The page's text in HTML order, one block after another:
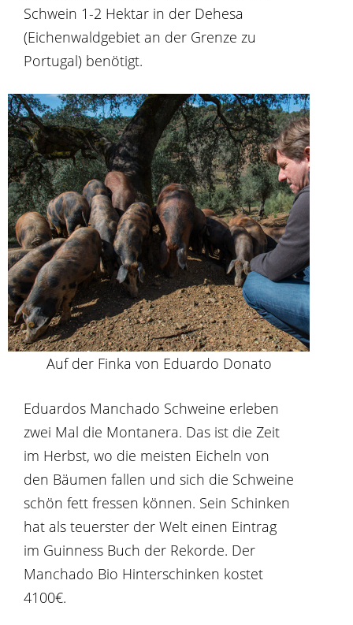
Schwein 1-2 Hektar in der Dehesa
(Eichenwaldgebiet an der Grenze zu
Portugal) benötigt.
Auf der Finka von Eduardo Donato
Eduardos Manchado Schweine erleben
zwei Mal die Montanera. Das ist die Zeit
im Herbst, wo die meisten Eicheln von
den Bäumen fallen und sich die Schweine
schön fett fressen können. Sein Schinken
hat als teuerster der Welt einen Eintrag
im Guinness Buch der Rekorde. Der
Manchado Bio Hinterschinken kostet
4100€.